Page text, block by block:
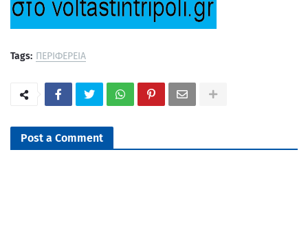
Tags: ΠΕΡΙΦΕΡΕΙΑ
Post a Comment